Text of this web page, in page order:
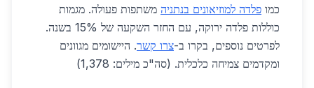
כמו פלדה למוזיאונים בנתניה משתפות פעולה. מגמות
כוללות פלדה ירוקה, עם החזר השקעה של 15% בשנה.
לפרטים נוספים, בקרו ב-צרו קשר. היישומים מגוונים
ומקדמים צמיחה כלכלית. (סה"כ מילים: 1,378)